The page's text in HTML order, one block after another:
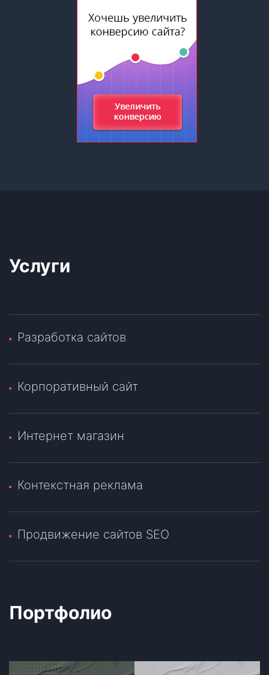
Услуги
Разработка сайтов
Корпоративный сайт
Интернет магазин
Контекстная реклама
Продвижение сайтов SEO
Портфолио